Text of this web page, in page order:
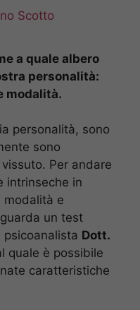
Scotto
a quale albero
personalità:
modalità.
personalità, sono
sono
Per andare
intrinseche in
modalità e
un test
Dott.
quale è possibile
caratteristiche